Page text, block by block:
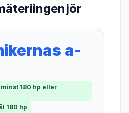
a-
180 hp eller
180 hp